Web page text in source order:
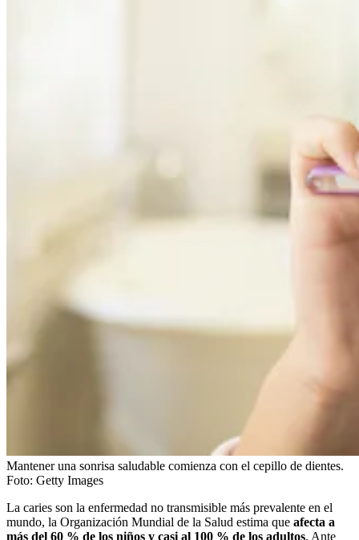
Mantener una sonrisa saludable comienza con el cepillo de dientes.
Foto: Getty Images
La caries son la enfermedad no transmisible más prevalente en el
mundo, la Organización Mundial de la Salud estima que afecta a
más del 60 % de los niños y casi al 100 % de los adultos. Ante